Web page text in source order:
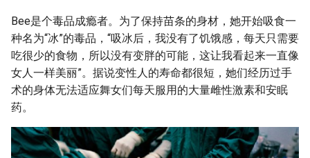
Bee是个毒品成瘾者。为了保持苗条的身材，她开始吸食一
种名为“冰”的毒品，“吸冰后，我没有了饥饿感，每天只需要
吃很少的食物，所以没有变胖的可能，这让我看起来一直像
女人一样美丽”。据说变性人的寿命都很短，她们经历过手
术的身体无法适应舞女们每天服用的大量雌性激素和安眠
药。